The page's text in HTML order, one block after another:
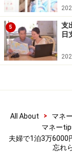
※記事内容は執筆
い。
本記事の内容は一
商品や投資行動を
投資や資産運用に
行ってください。
が、その内容を保
【編集部からの
・「家計」につ
5
支
日
All About > マネー
マネー
夫婦で1泊3万6000
忘れ